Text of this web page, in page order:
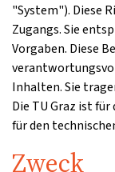
"System"). Diese
Zugangs. Sie
Vorgaben. Diese
Inhalten. Sie
Die TU Graz ist
für den
Zweck